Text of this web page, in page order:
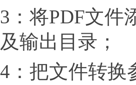
PDF文件
输出目录；
文件转换